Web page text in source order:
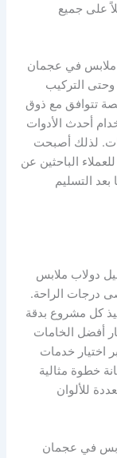
على جميع
ملابس في عجمان
التركيب
تتوافق مع ذوق
أحدث الأدوات
لذلك أصبحت
الباحثين عن
التسليم
دولاب ملابس
درجات الراحة.
كل مشروع بدقة
أفضل الخامات
اختيار خدمات
خطوة مثالية
للألوان
في عجمان